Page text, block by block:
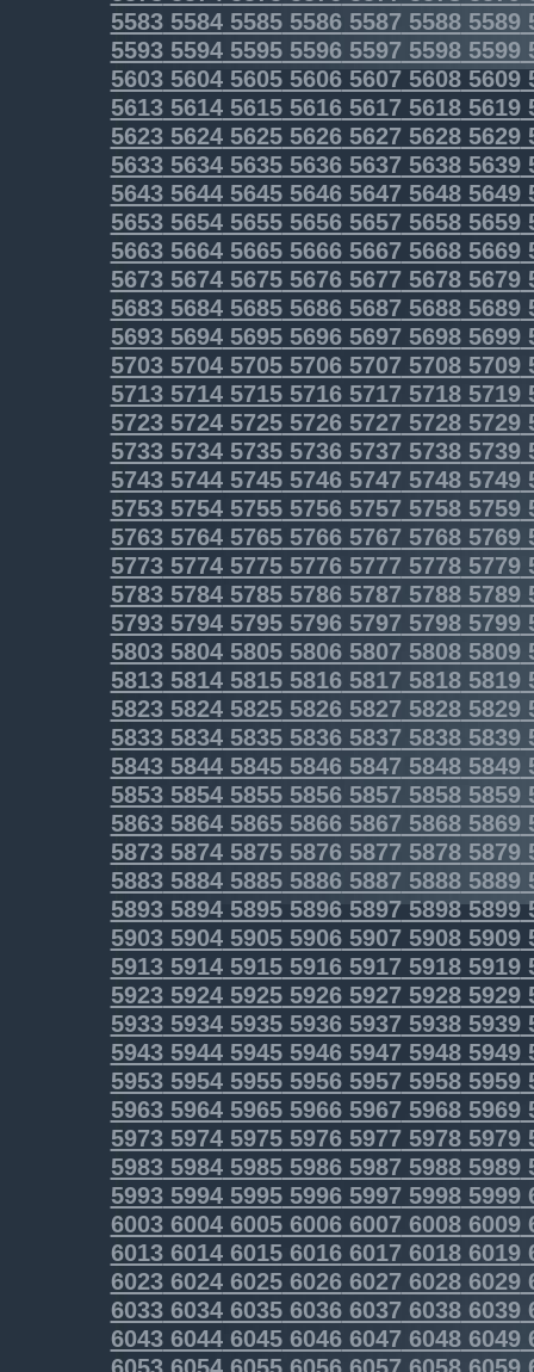
55835584558555865587 55885589
55935594559555965597 55985599
5603560456055606560756085609
5613561456155616561756185619
5623562456255626562756285629
5633563456355636563756385639
5643564456455646564756485649
5653565456555656565756585659
5663566456655666566756685669
5673567456755676567756785679
5683568456855686568756885689
5693569456955696569756985699
5703570457055706570757085709
5713571457155716571757185719
5723572457255726572757285729
5733573457355736573757385739
5743574457455746574757485749
5753575457555756575757585759
57635764576557665767 57685769
5773577457755776577757785779
57835784578557865787 57885789
57935794579557965797 57985799
58035804580558065807 58085809
5813581458155816581758185819
58235824582558265827 58285829
58335834583558365837 58385839
58435844584558465847 58485849
58535854585558565857 58585859
58635864586558665867 58685869
58735874587558765877 58785879
58835884588558865887 58885889
5893589458955896589758985899
5903590459055906590759085909
5913591459155916591759185919
5923592459255926592759285929
5933593459355936593759385939
5943594459455946594759485949
5953595459555956595759585959
5963596459655966596759685969
5973597459755976597759785979
5983598459855986598759885989
5993599459955996599759985999
6003600460056006600760086009
6013601460156016601760186019
6023602460256026602760286029
6033603460356036603760386039
6043604460456046604760486049